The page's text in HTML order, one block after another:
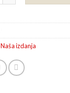
Naša izdanja